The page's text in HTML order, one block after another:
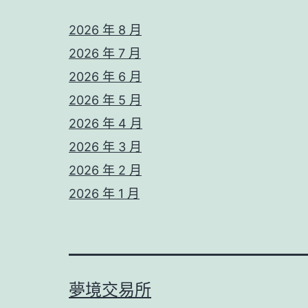
2026 年 8 月
2026 年 7 月
2026 年 6 月
2026 年 5 月
2026 年 4 月
2026 年 3 月
2026 年 2 月
2026 年 1 月
夢境交易所